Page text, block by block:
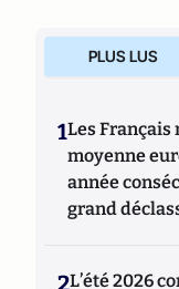
PLUS LUS
1Les Français
moyenne
année
grand
2L’été 2026